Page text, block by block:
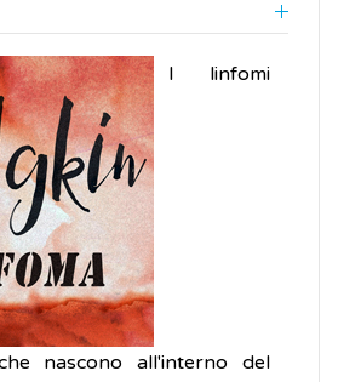
I linfomi
nascono all'interno del